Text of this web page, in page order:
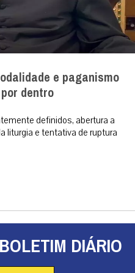
e paganismo
dentro
definidos, abertura a
liturgia e tentativa de ruptura
DIÁRIO